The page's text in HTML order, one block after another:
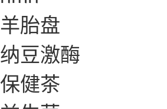
羊胎盘
纳豆激酶
保健茶